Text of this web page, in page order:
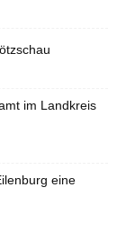
im Landkreis
eine